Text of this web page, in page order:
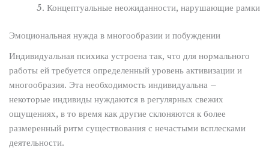
Концептуальные неожиданности, нарушающие рамки
Эмоциональная нужда в многообразии и побуждении
Индивидуальная психика устроена так, что для нормального
работы ей требуется определенный уровень активизации и
многообразия. Эта необходимость индивидуальна –
некоторые индивиды нуждаются в регулярных свежих
ощущениях, в то время как другие склоняются к более
размеренный ритм существования с нечастыми всплесками
деятельности.